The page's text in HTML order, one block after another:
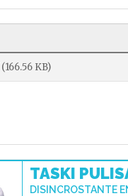
(166.56 KB)
TASKI
DISINCROSTANTE